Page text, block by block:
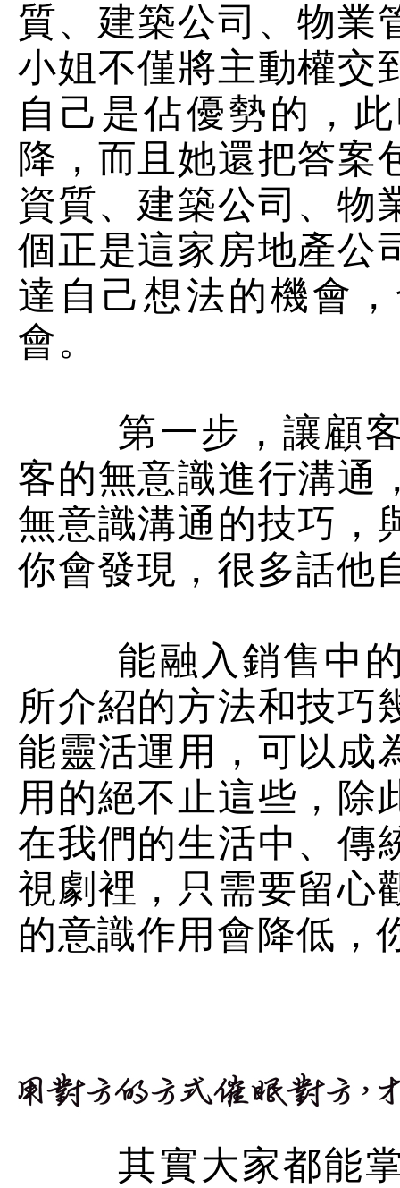
質、建築公司、物業
小姐不僅將主動權交
自己是佔優勢的，
降，而且她還把答案
資質、建築公司、物
個正是這家房地產公
達自己想法的機會
會。
第一步，讓顧客
客的無意識進行溝通
無意識溝通的技巧，
你會發現，很多話他
能融入銷售中的
所介紹的方法和技巧
能靈活運用，可以成
用的絕不止這些，除
在我們的生活中、傳
視劇裡，只需要留心
的意識作用會降低，
其實大家都能掌